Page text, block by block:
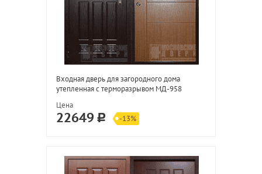
Входная дверь для загородного дома
утепленная с терморазрывом МД-958
Цена
22649 -13%